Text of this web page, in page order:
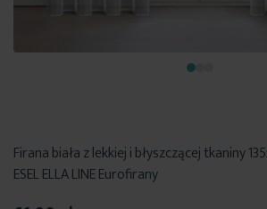
Firana biała z lekkiej i błyszczącej tkaniny
ESEL ELLA LINE Eurofirany